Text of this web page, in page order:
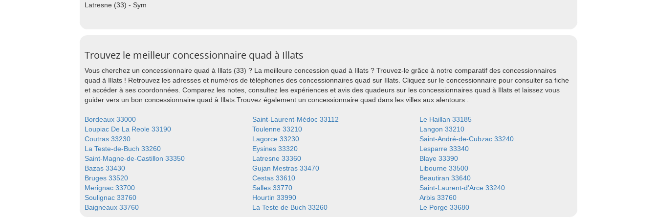
Latresne (33) - Sym
Trouvez le meilleur concessionnaire quad à Illats
Vous cherchez un concessionnaire quad à Illats (33) ? La meilleure concession quad à Illats ? Trouvez-le grâce à notre comparatif des concessionnaires
quad à Illats ! Retrouvez les adresses et numéros de téléphones des concessionnaires quad sur Illats. Cliquez sur le concessionnaire pour consulter sa fiche
et accéder à ses coordonnées. Comparez les notes, consultez les expériences et avis des quadeurs sur les concessionnaires quad à Illats et laissez vous
guider vers un bon concessionnaire quad à Illats.Trouvez également un concessionnaire quad dans les villes aux alentours :
Bordeaux 33000 Saint-Laurent-Médoc 33112
Le Haillan 33185
Loupiac De La Reole 33190
Toulenne 33210
Langon 33210
Coutras 33230
Lagorce 33230
Saint-André-de-Cubzac 33240
La Teste-de-Buch 33260
Eysines 33320
Lesparre 33340
Saint-Magne-de-Castillon 33350
Latresne 33360
Blaye 33390
Bazas 33430
Gujan Mestras 33470
Libourne 33500
Bruges 33520
Cestas 33610
Beautiran 33640
Merignac 33700
Salles 33770
Saint-Laurent-d'Arce 33240
Soulignac 33760
Hourtin 33990
Arbis 33760
Baigneaux 33760
La Teste de Buch 33260 Le Porge 33680